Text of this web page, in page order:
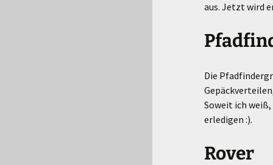
aus. Jetzt wird
Die
Soweit ich
erledigen :).
Rover